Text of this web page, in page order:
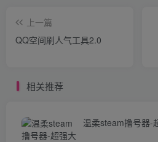
上一篇
QQ空间刷人气工具2.0
相关推荐
温柔steam撸号器-